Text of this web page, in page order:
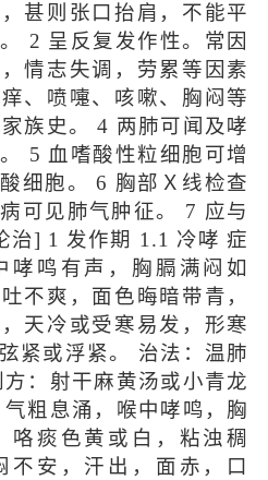
甚则张口抬肩，不能平
2 呈反复发作性。常因
情志失调，劳累等因素
、喷嚏、咳嗽、胸闷等
族史。 4 两肺可闻及哮
5 血嗜酸性粒细胞可增
细胞。 6 胸部Ｘ线检查
可见肺气肿征。 7 应与
治] 1 发作期 1.1 冷哮 症
哮鸣有声，胸膈满闷如
不爽，面色晦暗带青，
天冷或受寒易发，形寒
紧或浮紧。 治法：温肺
：射干麻黄汤或小青龙
粗息涌，喉中哮鸣，胸
咯痰色黄或白，粘浊稠
不安，汗出，面赤，口